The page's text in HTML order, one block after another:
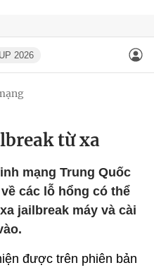
2026
từ xa
mạng Trung Quốc
các lỗ hổng có thể
jailbreak máy và cài
được trên phiên bản